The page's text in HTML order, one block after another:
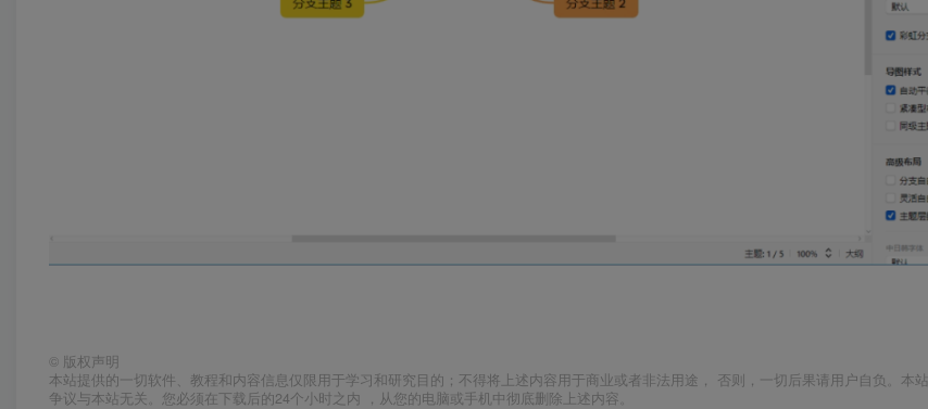
© 版权声明
本站提供的一切软件、教程和内容信息仅限用于学习和研究目的；不得将上述内容用于商业或者非法用途， 否则，一切后果请用户自负。本
争议与本站无关。您必须在下载后的24个小时之内 ，从您的电脑或手机中彻底删除上述内容。